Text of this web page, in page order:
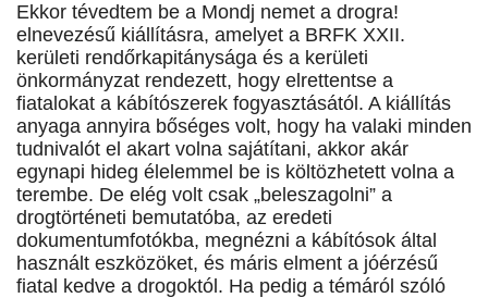
Ekkor tévedtem be a Mondj nemet a drogra!
elnevezésű kiállításra, amelyet a BRFK XXII.
kerületi rendőrkapitánysága és a kerületi
önkormányzat rendezett, hogy elrettentse a
fiatalokat a kábítószerek fogyasztásától. A kiállítás
anyaga annyira bőséges volt, hogy ha valaki minden
tudnivalót el akart volna sajátítani, akkor akár
egynapi hideg élelemmel be is költözhetett volna a
terembe. De elég volt csak „beleszagolni” a
drogtörténeti bemutatóba, az eredeti
dokumentumfotókba, megnézni a kábítósok által
használt eszközöket, és máris elment a jóérzésű
fiatal kedve a drogoktól. Ha pedig a témáról szóló